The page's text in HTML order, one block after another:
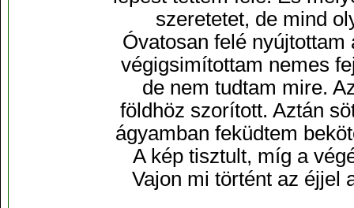
szeretetet, de mind
Óvatosan felé
végigsimítottam nemes
de nem tudtam mire.
földhöz szorított. Aztán
ágyamban feküdtem
A kép tisztult, míg a
Vajon mi történt az éjjel